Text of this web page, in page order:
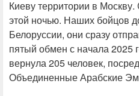
Киеву территории в
этой ночью. Наших бойцов
Белоруссии, они сразу
пятый обмен с начала 2025
вернула 205 человек,
Объединенные Арабские